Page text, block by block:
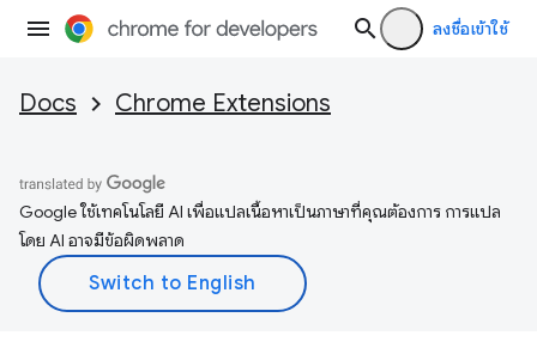
ลงชื่อเข้าใช้
Docs Chrome Extensions
Google ใช้เทคโนโลยี AI เพื่อแปลเนื้อหาเป็นภาษาที่คุณต้องการ การแปล
โดย AI อาจมีข้อผิดพลาด